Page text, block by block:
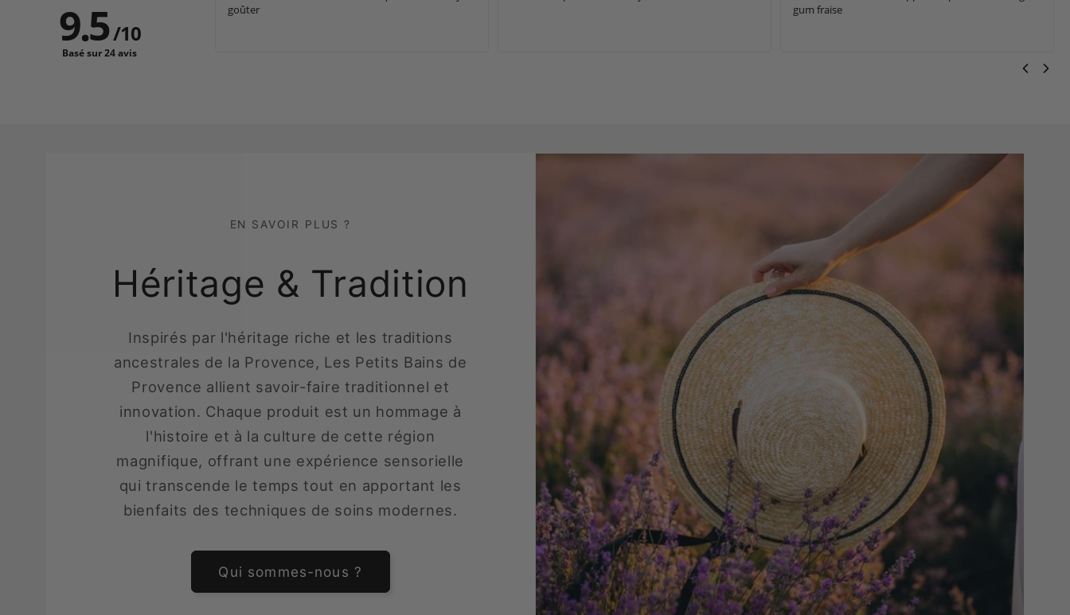
9.5/10
Basé sur 24 avis
EN SAVOIR PLUS ?
Héritage & Tradition
Inspirés par l'héritage riche et les traditions
ancestrales de la Provence, Les Petits Bains de
Provence allient savoir-faire traditionnel et
innovation. Chaque produit est un hommage à
l'histoire et à la culture de cette région
magnifique, offrant une expérience sensorielle
qui transcende le temps tout en apportant les
bienfaits des techniques de soins modernes.
Qui sommes-nous ?